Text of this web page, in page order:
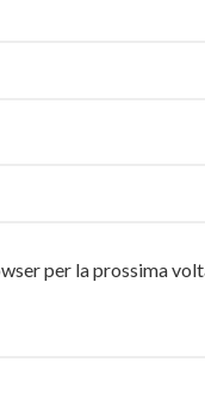
per la prossima